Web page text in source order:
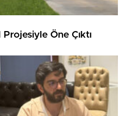
Projesiyle Öne Çıktı